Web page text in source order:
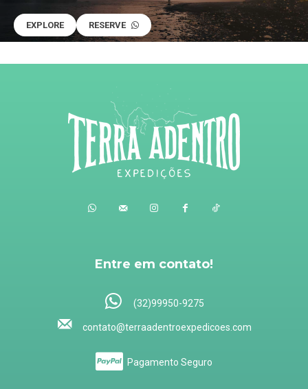
EXPLORE RESERVE
Entre em contato!
(32)99950-9275
contato@terraadentroexpedicoes.com
Pagamento Seguro